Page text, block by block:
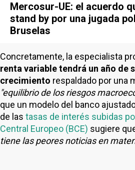
Mercosur-UE: el acuerdo
stand by por una jugada
Bruselas
Concretamente, la especialista
renta variable tendrá un año de
crecimiento respaldado por una
"equilibrio de los riesgos
que un modelo del banco
de las tasas de interés subidas
Central Europeo (BCE) sugiere
tiene las peores noticias en